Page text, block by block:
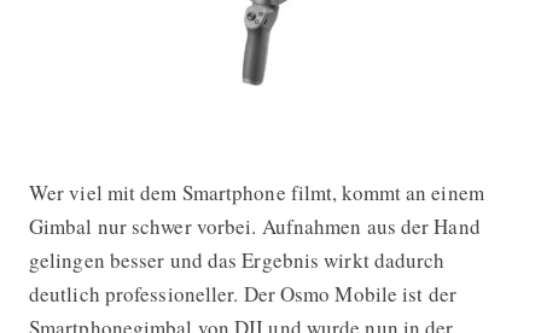
Wer viel mit dem Smartphone filmt, kommt an einem
Gimbal nur schwer vorbei. Aufnahmen aus der Hand
gelingen besser und das Ergebnis wirkt dadurch
deutlich professioneller. Der Osmo Mobile ist der
Smartphonegimbal von DJI und wurde nun in der